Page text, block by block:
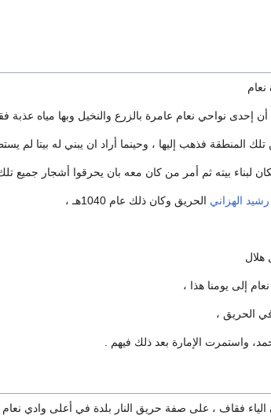
نعام
إحدى نواحي نعام عامرة بالزرع والنخيل وبها مياه عذبة
المنطقة فذهب إليها ، وحينما أراد ان يبني له بيتا لم
لبناء بيته ثم أمر من كان معه بان يحرقوا أشجار جميع تلك
رشيد الهزاني الحريق وكان ذلك عام 1040هـ ،
هلال
إلى يومنا هذا ،
الحريق ،
واستمرت الإمارة بعد ذلك فيهم .
فقاف ، على صفة حريق النار بلدة في أعلى وادي نعام